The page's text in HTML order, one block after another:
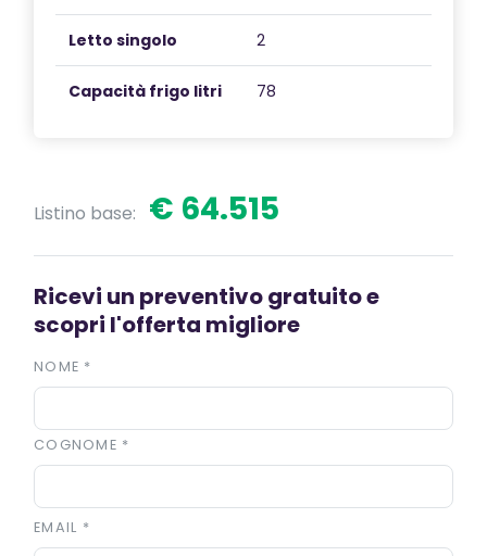
Letto singolo 2
Capacità frigo litri 78
Listino base: € 64.515
Ricevi un preventivo gratuito e
scopri l'offerta migliore
NOME *
COGNOME *
EMAIL *